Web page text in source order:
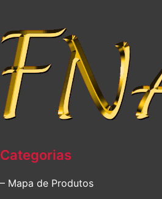
Categorias
– Mapa de Produtos